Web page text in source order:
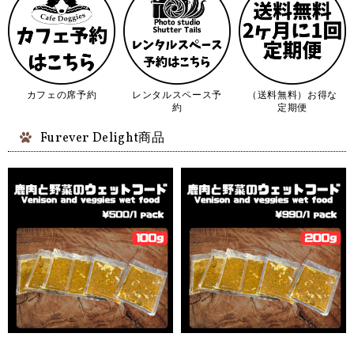
カフェの席予約
レンタルスペース予
約
（送料無料）お得な
定期便
Furever Delight商品